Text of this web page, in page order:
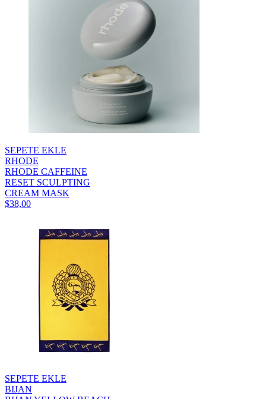
SEPETE EKLE
RHODE
RHODE CAFFEINE
RESET SCULPTING
CREAM MASK
$38,00
SEPETE EKLE
BIJAN